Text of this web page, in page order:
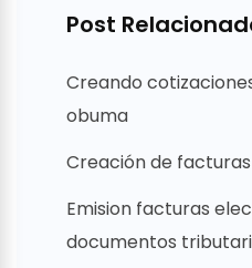
Post
Creando
obuma
Creación de
Emision facturas
documentos